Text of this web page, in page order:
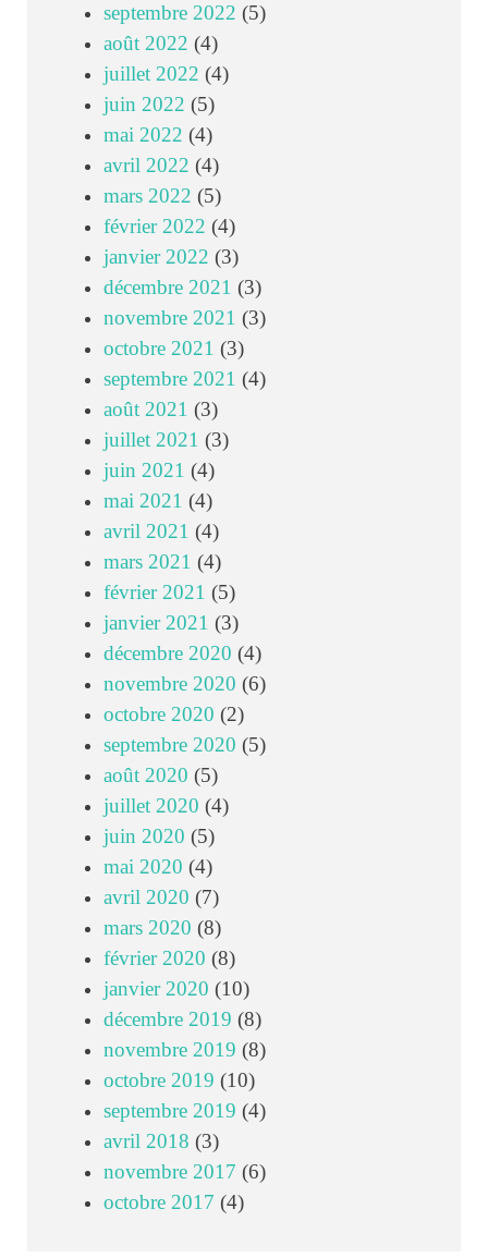
septembre 2022 (5)
août 2022 (4)
juillet 2022 (4)
juin 2022 (5)
mai 2022 (4)
avril 2022 (4)
mars 2022 (5)
février 2022 (4)
janvier 2022 (3)
décembre 2021 (3)
novembre 2021 (3)
octobre 2021 (3)
septembre 2021 (4)
août 2021 (3)
juillet 2021 (3)
juin 2021 (4)
mai 2021 (4)
avril 2021 (4)
mars 2021 (4)
février 2021 (5)
janvier 2021 (3)
décembre 2020 (4)
novembre 2020 (6)
octobre 2020 (2)
septembre 2020 (5)
août 2020 (5)
juillet 2020 (4)
juin 2020 (5)
mai 2020 (4)
avril 2020 (7)
mars 2020 (8)
février 2020 (8)
janvier 2020 (10)
décembre 2019 (8)
novembre 2019 (8)
octobre 2019 (10)
septembre 2019 (4)
avril 2018 (3)
novembre 2017 (6)
octobre 2017 (4)